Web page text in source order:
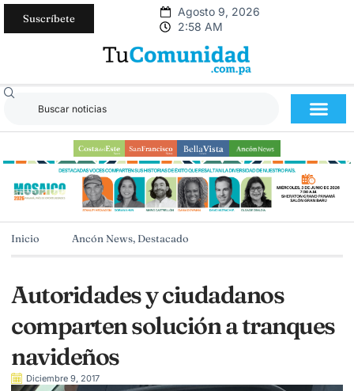
Suscríbete
Agosto 9, 2026
2:58 AM
Inicio Ancón News, Destacado
Autoridades y ciudadanos
comparten solución a tranques
navideños
Diciembre 9, 2017